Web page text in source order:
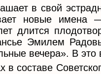
в свой
новые имена
длится
Эмилем
вечера». В это
в составе